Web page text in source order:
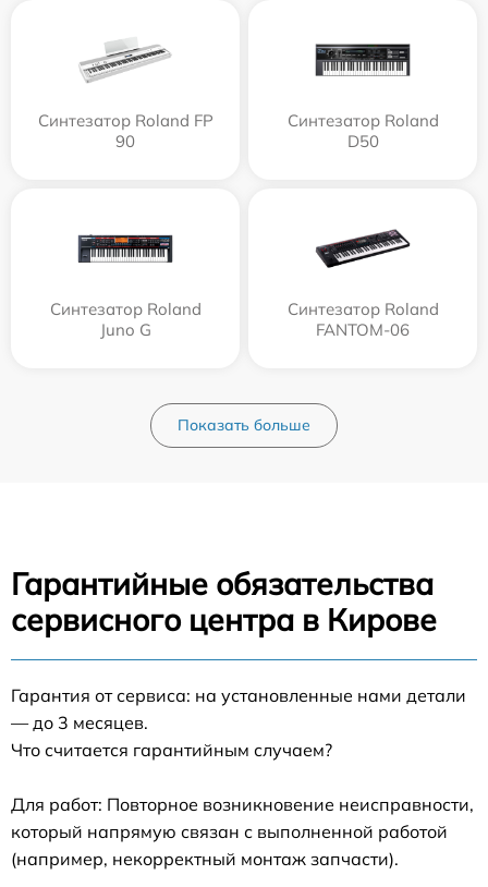
Синтезатор Roland FP
90
Синтезатор Roland
D50
Синтезатор Roland
Juno G
Синтезатор Roland
FANTOM-06
Показать больше
Гарантийные обязательства
сервисного центра в Кирове
Гарантия от сервиса: на установленные нами детали
— до 3 месяцев.
Что считается гарантийным случаем?
Для работ: Повторное возникновение неисправности,
который напрямую связан с выполненной работой
(например, некорректный монтаж запчасти).